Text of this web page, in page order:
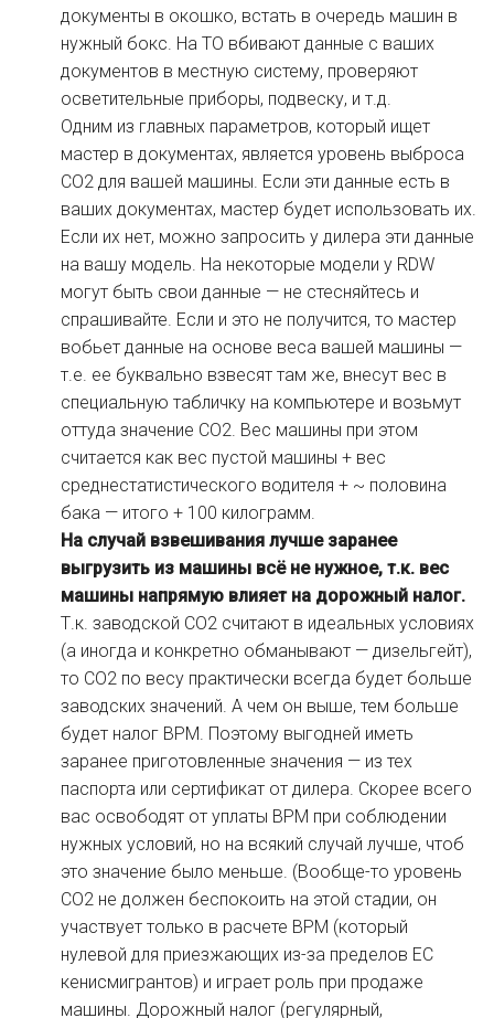
документы в окошко, встать в очередь машин в
нужный бокс. На ТО вбивают данные с ваших
документов в местную систему, проверяют
осветительные приборы, подвеску, и т.д.
Одним из главных параметров, который ищет
мастер в документах, является уровень выброса
СО2 для вашей машины. Если эти данные есть в
ваших документах, мастер будет использовать их.
Если их нет, можно запросить у дилера эти данные
на вашу модель. На некоторые модели у RDW
могут быть свои данные — не стесняйтесь и
спрашивайте. Если и это не получится, то мастер
вобьет данные на основе веса вашей машины —
т.е. ее буквально взвесят там же, внесут вес в
специальную табличку на компьютере и возьмут
оттуда значение СО2. Вес машины при этом
считается как вес пустой машины + вес
среднестатистического водителя + ~ половина
бака — итого + 100 килограмм.
На случай взвешивания лучше заранее
выгрузить из машины всё не нужное, т.к. вес
машины напрямую влияет на дорожный налог.
Т.к. заводской СО2 считают в идеальных условиях
(а иногда и конкретно обманывают — дизельгейт),
то СО2 по весу практически всегда будет больше
заводских значений. А чем он выше, тем больше
будет налог BPM. Поэтому выгодней иметь
заранее приготовленные значения — из тех
паспорта или сертификат от дилера. Скорее всего
вас освободят от уплаты BPM при соблюдении
нужных условий, но на всякий случай лучше, чтоб
это значение было меньше. (Вообще-то уровень
CO2 не должен беспокоить на этой стадии, он
участвует только в расчете BPM (который
нулевой для приезжающих из-за пределов ЕС
кенисмигрантов) и играет роль при продаже
машины. Дорожный налог (регулярный,